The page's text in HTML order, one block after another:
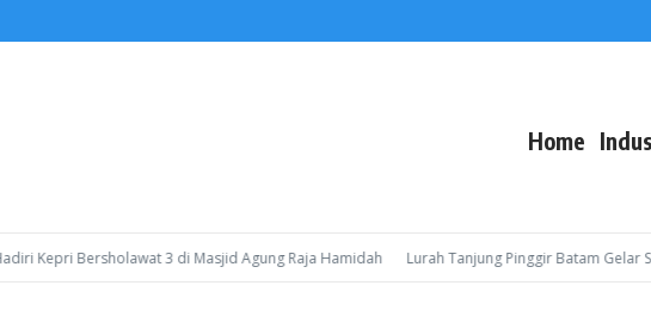
Home
Bersholawat 3 di Masjid Agung Raja Hamidah Lurah Tanjung Pinggir Batam Gelar